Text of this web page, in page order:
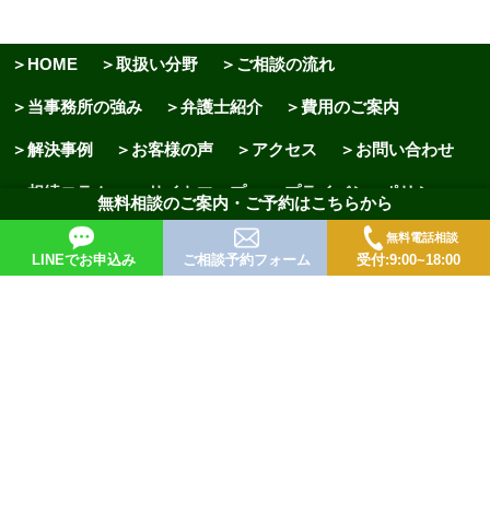
＞HOME ＞取扱い分野 ＞ご相談の流れ
＞当事務所の強み ＞弁護士紹介 ＞費用のご案内
＞解決事例 ＞お客様の声 ＞アクセス ＞お問い合わせ
＞相続コラム ＞サイトマップ ＞プライバシーポリシー
Copyright© 西村綜合法律事務所 All Rights Reserved.
無料相談のご案内・ご予約はこちらから
LINEでお申込み ご相談予約フォーム
無料電話相談
受付:9:00~18:00